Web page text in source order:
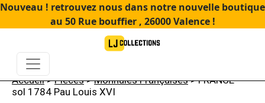
Nouveau ! retrouvez nous dans notre nouvelle boutique
au 50 Rue bouffier , 26000 Valence !
Accueil>Pièces>Monnaies Françaises> FRANCE –
sol 1784 Pau Louis XVI